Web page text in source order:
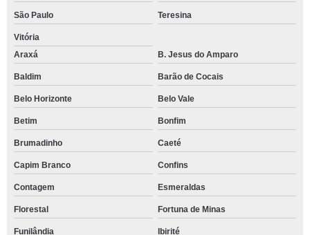
São Paulo Teresina
Vitória
Araxá
B. Jesus do Amparo
Baldim Barão de Cocais
Belo Horizonte Belo Vale
Betim Bonfim
Brumadinho Caeté
Capim Branco Confins
Contagem Esmeraldas
Florestal Fortuna de Minas
Funilândia Ibirité